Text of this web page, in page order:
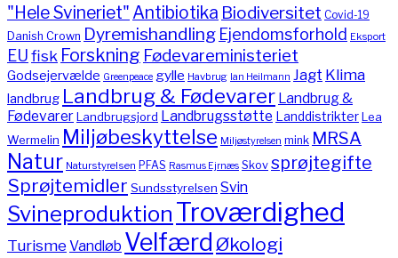
"Hele Svineriet" Antibiotika Biodiversitet Covid-19
Danish Crown Dyremishandling Ejendomsforhold Eksport
EUfisk Forskning Fødevareministeriet
Godsejervælde Greenpeace gylle Havbrug Ian Heilmann Jagt Klima
landbrug Landbrug & Fødevarer Landbrug &
FødevarerLandbrugsjord Landbrugsstøtte LanddistrikterLea
Wermelin Miljøbeskyttelse Miljøstyrelsen mink MRSA
Natur Naturstyrelsen PFAS Rasmus Ejrnæs Skov sprøjtegifte
Sprøjtemidler Sundsstyrelsen Svin
Svineproduktion Troværdighed
TurismeVandløb Velfærd Økologi